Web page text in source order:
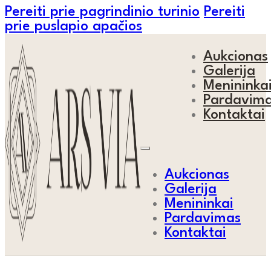
Pereiti prie pagrindinio turinio Pereiti
prie puslapio apačios
Aukcionas
Galerija
Kontaktai
Aukcionas
Galerija
Menininkai
Pardavimas
Kontaktai